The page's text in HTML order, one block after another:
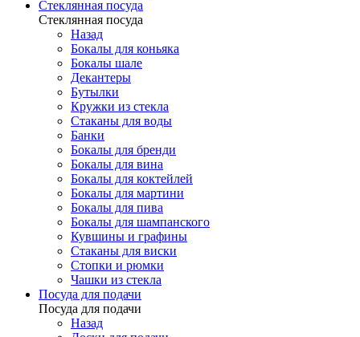
Стеклянная посуда
Стеклянная посуда
Назад
Бокалы для коньяка
Бокалы шале
Декантеры
Бутылки
Кружки из стекла
Стаканы для воды
Банки
Бокалы для бренди
Бокалы для вина
Бокалы для коктейлей
Бокалы для мартини
Бокалы для пива
Бокалы для шампанского
Кувшины и графины
Стаканы для виски
Стопки и рюмки
Чашки из стекла
Посуда для подачи
Посуда для подачи
Назад